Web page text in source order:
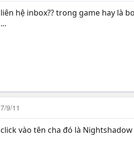
liên hệ inbox?? trong game hay là
...
7/9/11
click vào tên cha đó là